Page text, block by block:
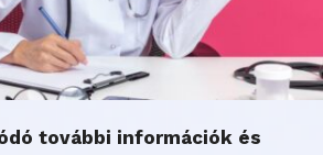
további információk és